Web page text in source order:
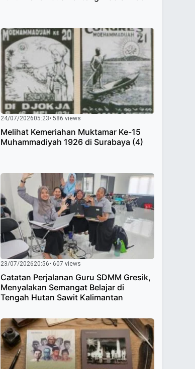
24/07/202605:23• 586 views
Melihat Kemeriahan Muktamar Ke-15
Muhammadiyah 1926 di Surabaya (4)
23/07/202620:56• 607 views
Catatan Perjalanan Guru SDMM Gresik,
Menyalakan Semangat Belajar di
Tengah Hutan Sawit Kalimantan